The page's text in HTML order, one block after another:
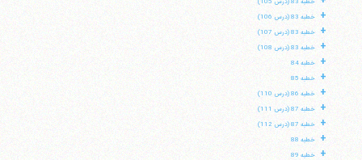
+ خطبه 83 (درس 106)
+ خطبه 83 (درس 107)
+ خطبه 83 (درس 108)
+ خطبه 84
+ خطبه 85
+ خطبه 86 (درس 110)
+ خطبه 87 (درس 111)
+ خطبه 87 (درس 112)
+ خطبه 88
+ خطبه 89